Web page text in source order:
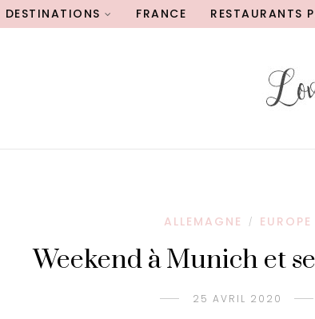
DESTINATIONS FRANCE RESTAURANTS
ALLEMAGNE / EUROPE
Weekend à Munich et
25 AVRIL 2020